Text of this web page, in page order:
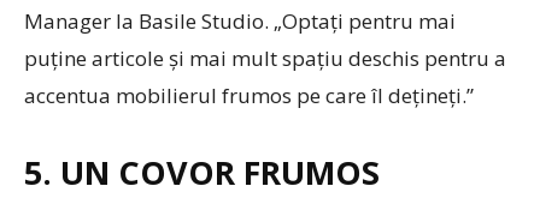
Manager la Basile Studio. „Optați pentru mai
puține articole și mai mult spațiu deschis pentru a
accentua mobilierul frumos pe care îl dețineți.”
5. UN COVOR FRUMOS